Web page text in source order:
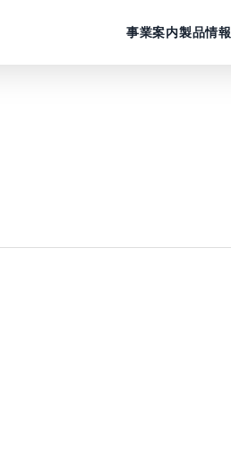
事業案内製品情報